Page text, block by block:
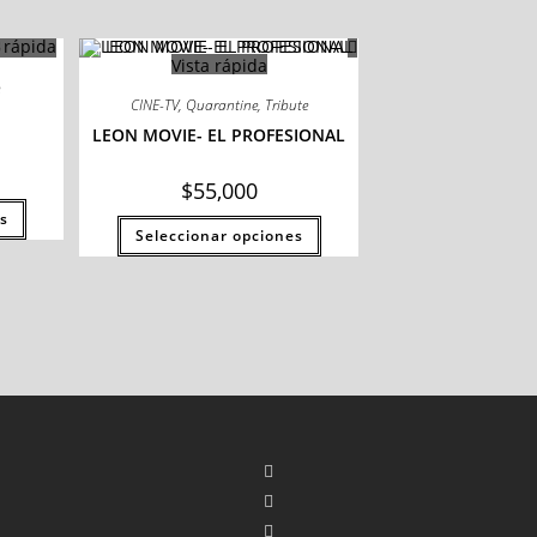
Vista rápida
CINE-TV, Quarantine, Tribute
LEON MOVIE- EL PROFESIONAL
$55,000
Seleccionar opciones